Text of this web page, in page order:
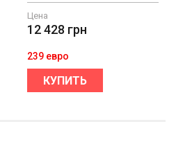
Цена
12 428 грн
239 евро
КУПИТЬ